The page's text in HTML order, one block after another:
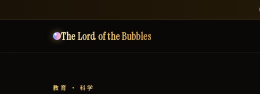
The Lord of the Bubbles
教育 · 科学